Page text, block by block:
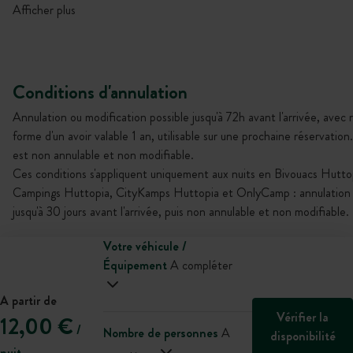
Afficher plus
Conditions d'annulation
Annulation ou modification possible jusqu'à 72h avant l'arrivée, avec
forme d'un avoir valable 1 an, utilisable sur une prochaine
est non annulable et non modifiable.
Ces conditions s'appliquent uniquement aux nuits en Bivouacs
Campings Huttopia, CityKamps Huttopia et OnlyCamp :
jusqu'à 30 jours avant l'arrivée, puis non annulable et non modifiable.
A partir de
12,00 € /
Votre véhicule /
ÉquipementA compléter
Nombre de personnes A
Vérifier la
disponibilité